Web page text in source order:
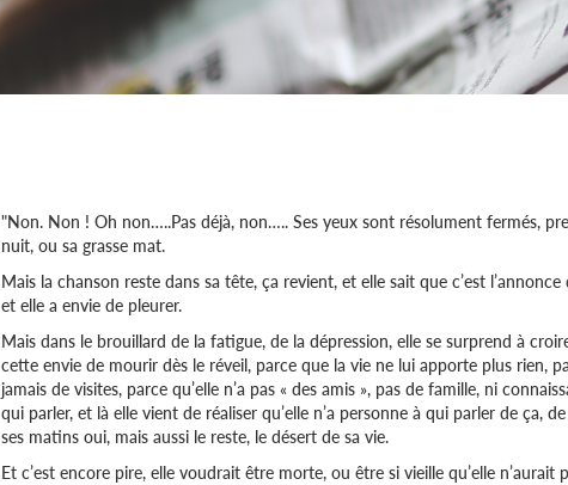
"Non. Non ! Oh non…..Pas déjà, non….. Ses yeux sont résolument fermés,
nuit, ou sa grasse mat.
Mais la chanson reste dans sa tête, ça revient, et elle sait que c’est
et elle a envie de pleurer.
Mais dans le brouillard de la fatigue, de la dépression, elle se surprend à
cette envie de mourir dès le réveil, parce que la vie ne lui apporte plus rien,
jamais de visites, parce qu’elle n’a pas « des amis », pas de famille, ni
qui parler, et là elle vient de réaliser qu’elle n’a personne à qui parler de ça,
ses matins oui, mais aussi le reste, le désert de sa vie.
Et c’est encore pire, elle voudrait être morte, ou être si vieille qu’elle